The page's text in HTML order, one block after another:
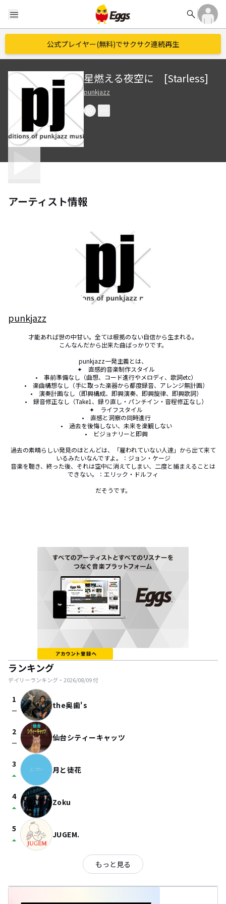
menu search
公式プレイヤー(無料)でサクサク連続再生
星燃える夜空に [Starless]
punkjazz
アーティスト情報
punkjazz
才能あれば世の中甘い。全ては根拠のない自信から生まれる。
こんなんだから出来た曲ばっかりです。
punkjazz一発主義とは、
過去の素晴らしい発見のほとんどは、「雇われていない人達」から出て来て
いるみたいなんですよ。：ジョン・ケージ
音楽を聴き、終った後、それは空中に消えてしまい、二度と捕まえることは
できない。：エリック・ドルフィ
だそうです。
ランキング
デイリーランキング・ 2026/08/09付
1
check_indeterminate_small the奥歯's
2
check_indeterminate_small 仙台シティーキャッツ
3
arrow_drop_up 月と徒花
4
arrow_drop_up Zoku
5
arrow_drop_up JUGEM.
もっと見る